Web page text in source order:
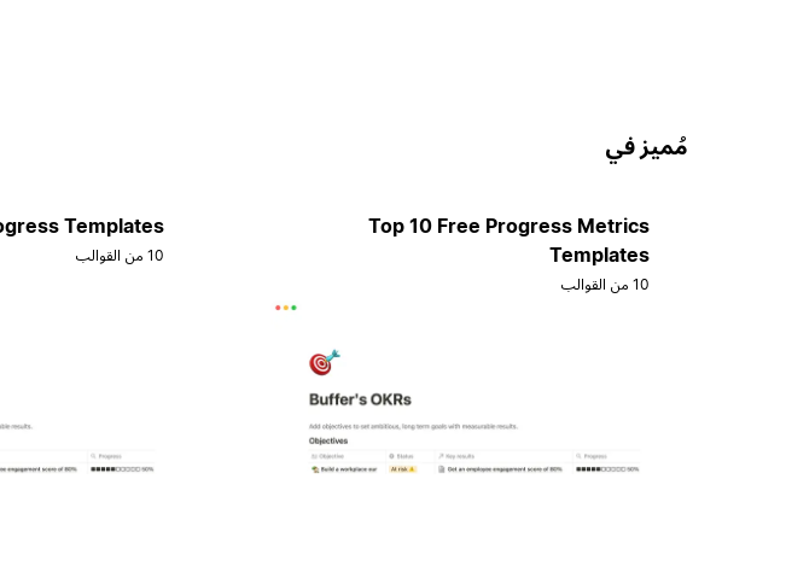
مُميز في
Top 10 Free Progress Metrics
Templates
10 من القوالب
Templates
10 من القوالب